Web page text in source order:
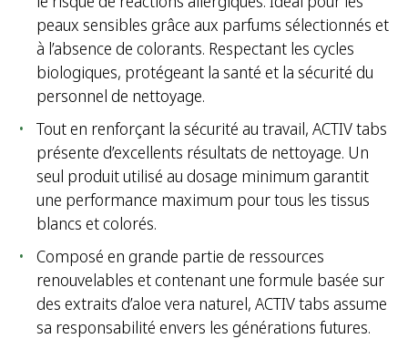
peaux sensibles grâce aux parfums sélectionnés et
à l’absence de colorants. Respectant les cycles
biologiques, protégeant la santé et la sécurité du
personnel de nettoyage.
Tout en renforçant la sécurité au travail, ACTIV tabs
présente d’excellents résultats de nettoyage. Un
seul produit utilisé au dosage minimum garantit
une performance maximum pour tous les tissus
blancs et colorés.
Composé en grande partie de ressources
renouvelables et contenant une formule basée sur
des extraits d’aloe vera naturel, ACTIV tabs assume
sa responsabilité envers les générations futures.